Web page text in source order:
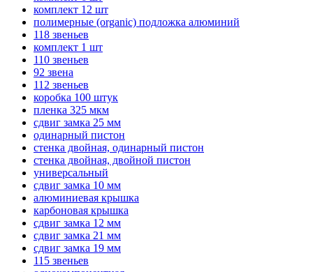
комплект 12 шт
полимерные (organic) подложка алюминий
118 звеньев
комплект 1 шт
110 звеньев
92 звена
112 звеньев
коробка 100 штук
пленка 325 мкм
сдвиг замка 25 мм
одинарный пистон
стенка двойная, одинарный пистон
стенка двойная, двойной пистон
универсальный
сдвиг замка 10 мм
алюминиевая крышка
карбоновая крышка
сдвиг замка 12 мм
сдвиг замка 21 мм
сдвиг замка 19 мм
115 звеньев